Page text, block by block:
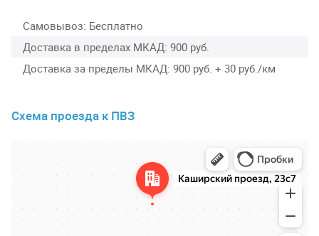
Самовывоз Бесплатно
Доставка в пределах МКАД 900 руб.
Доставка за пределы МКАД 900 руб. + 30 руб./км
Схема проезда к ПВЗ